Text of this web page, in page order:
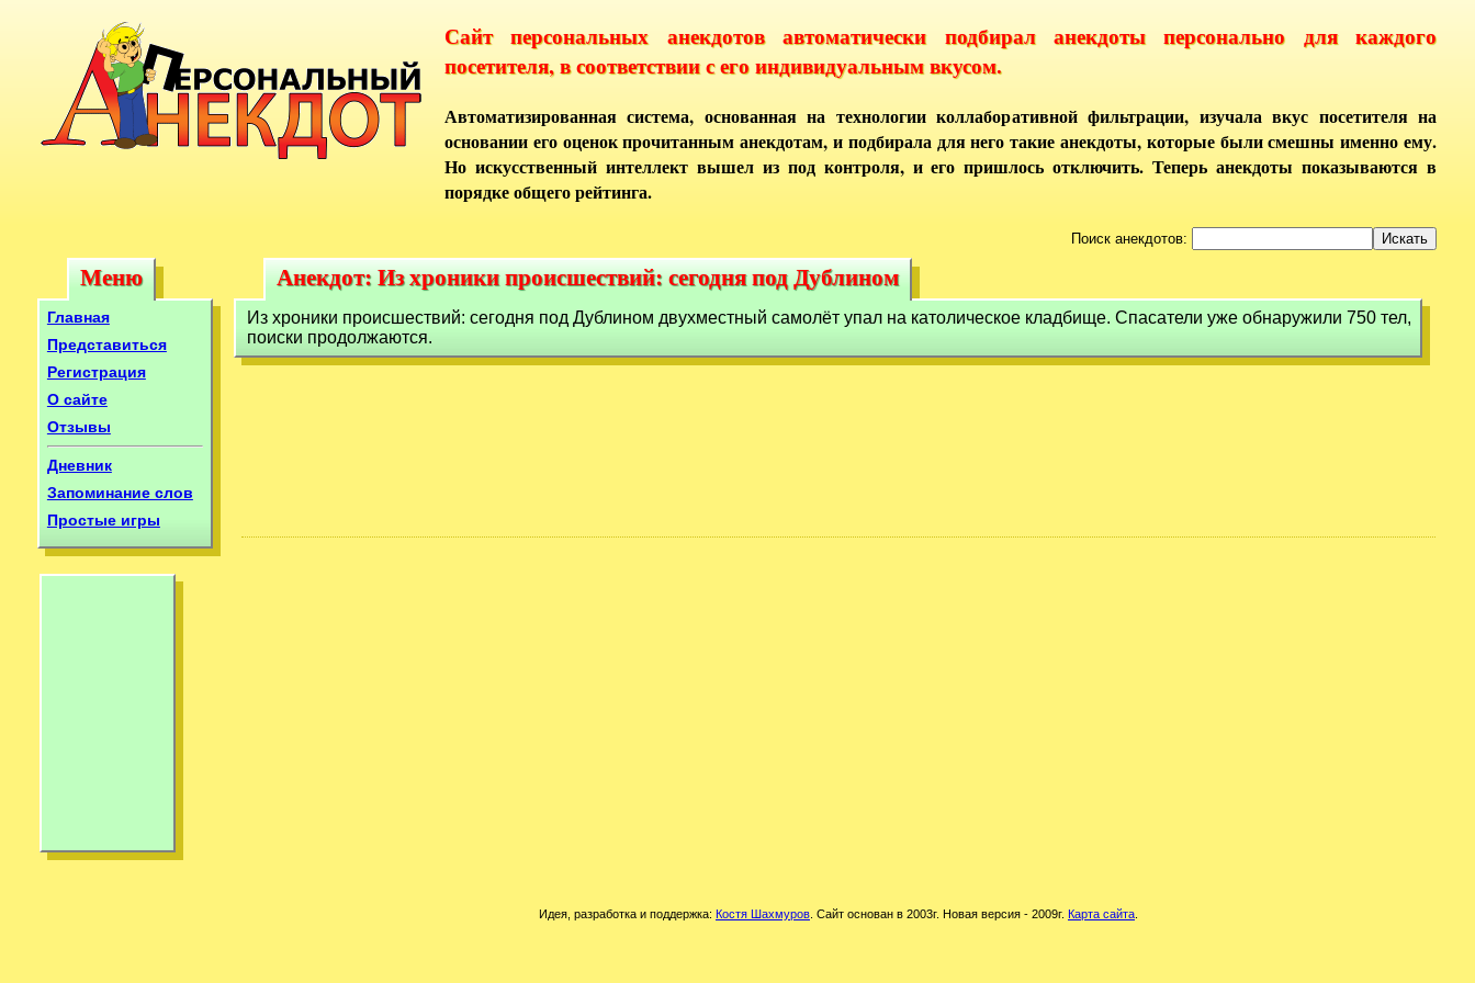
Сайт персональных анекдотов автоматически подбирал анекдоты персонально для каждого
посетителя, в соответствии с его индивидуальным вкусом.
Автоматизированная система, основанная на технологии коллаборативной фильтрации, изучала вкус посетителя на
основании его оценок прочитанным анекдотам, и подбирала для него такие анекдоты, которые были смешны именно ему.
Но искусственный интеллект вышел из под контроля, и его пришлось отключить. Теперь анекдоты показываются в
порядке общего рейтинга.
Поиск анекдотов:
Меню
Меню
Главная
Представиться
Регистрация
О сайте
Отзывы
Дневник
Запоминание слов
Простые игры
Анекдот: Из хроники происшествий: сегодня под Дублином
Анекдот: Из хроники происшествий: сегодня под Дублином
Из хроники происшествий: сегодня под Дублином двухместный самолёт упал на католическое кладбище. Спасатели уже обнаружили 750 тел,
поиски продолжаются.
Идея, разработка и поддержка: Костя Шахмуров . Сайт основан в 2003г. Новая версия - 2009г. Карта сайта